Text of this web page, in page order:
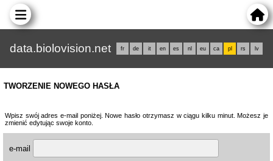
data.biolovision.net fr de it en es nl eu ca pl rs lv
TWORZENIE NOWEGO HASŁA
Wpisz swój adres e-mail poniżej. Nowe hasło otrzymasz w ciągu kilku minut. Możesz je
zmienić edytując swoje konto.
e-mail